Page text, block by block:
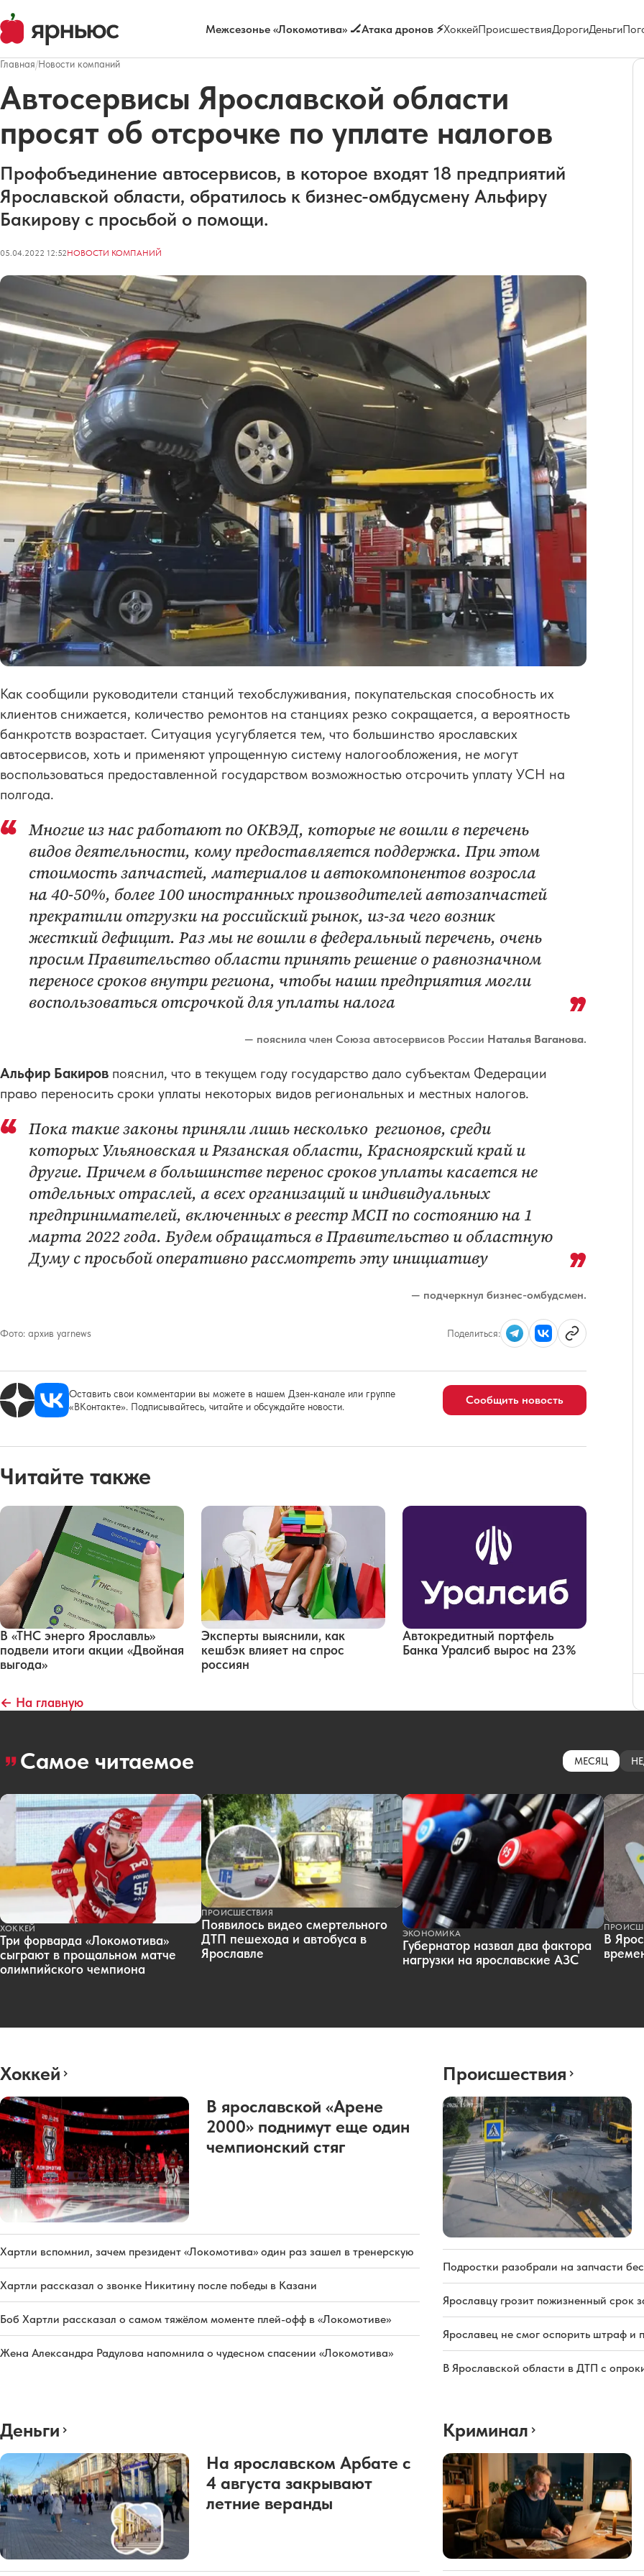
Межсезонье «Локомотива» 🏒Атака дронов ⚡ХоккейПроисшествияДорогиДеньги
Главная/Новости компаний
Автосервисы Ярославской области
просят об отсрочке по уплате налогов
Профобъединение автосервисов, в которое входят 18 предприятий
Ярославской области, обратилось к бизнес-омбдусмену Альфиру
Бакирову с просьбой о помощи.
05.04.2022 12:52НОВОСТИ КОМПАНИЙ
Как сообщили руководители станций техобслуживания, покупательская способность их
клиентов снижается, количество ремонтов на станциях резко сокращается, а вероятность
банкротств возрастает. Ситуация усугубляется тем, что большинство ярославских
автосервисов, хоть и применяют упрощенную систему налогообложения, не могут
воспользоваться предоставленной государством возможностью отсрочить уплату УСН на
полгода.
Многие из нас работают по ОКВЭД, которые не вошли в перечень
видов деятельности, кому предоставляется поддержка. При этом
стоимость запчастей, материалов и автокомпонентов возросла
на 40-50%, более 100 иностранных производителей автозапчастей
прекратили отгрузки на российский рынок, из-за чего возник
жесткий дефицит. Раз мы не вошли в федеральный перечень, очень
просим Правительство области принять решение о равнозначном
переносе сроков внутри региона, чтобы наши предприятия могли
воспользоваться отсрочкой для уплаты налога
— пояснила член Союза автосервисов России Наталья Ваганова.
Альфир Бакиров пояснил, что в текущем году государство дало субъектам Федерации
право переносить сроки уплаты некоторых видов региональных и местных налогов.
Пока такие законы приняли лишь несколько регионов, среди
которых Ульяновская и Рязанская области, Красноярский край и
другие. Причем в большинстве перенос сроков уплаты касается не
отдельных отраслей, а всех организаций и индивидуальных
предпринимателей, включенных в реестр МСП по состоянию на 1
марта 2022 года. Будем обращаться в Правительство и областную
Думу с просьбой оперативно рассмотреть эту инициативу
— подчеркнул бизнес-омбудсмен.
Фото: архив yarnews Поделиться:
Оставить свои комментарии вы можете в нашем Дзен-канале или группе
«ВКонтакте». Подписывайтесь, читайте и обсуждайте новости.
Сообщить новость
Читайте также
В «ТНС энерго Ярославль»
подвели итоги акции «Двойная
выгода»
Эксперты выяснили, как
кешбэк влияет на спрос
россиян
Автокредитный портфель
Банка Уралсиб вырос на 23%
← На главную
Самое читаемое МЕСЯЦ
ХОККЕЙ
Три форварда «Локомотива»
сыграют в прощальном матче
олимпийского чемпиона
ПРОИСШЕСТВИЯ
Появилось видео смертельного
ДТП пешехода и автобуса в
Ярославле
ЭКОНОМИКА
Губернатор назвал два фактора
нагрузки на ярославские АЗС
В
Хоккей
В ярославской «Арене
2000» поднимут еще один
чемпионский стяг
Хартли вспомнил, зачем президент «Локомотива» один раз зашел в тренерскую
Хартли рассказал о звонке Никитину после победы в Казани
Боб Хартли рассказал о самом тяжёлом моменте плей-офф в «Локомотиве»
Жена Александра Радулова напомнила о чудесном спасении «Локомотива»
Происшествия
Подростки разобрали на запчасти
Ярославцу грозит пожизненный срок
Ярославец не смог оспорить штраф и
В Ярославской области в ДТП с
Деньги
На ярославском Арбате с
4 августа закрывают
летние веранды
Криминал